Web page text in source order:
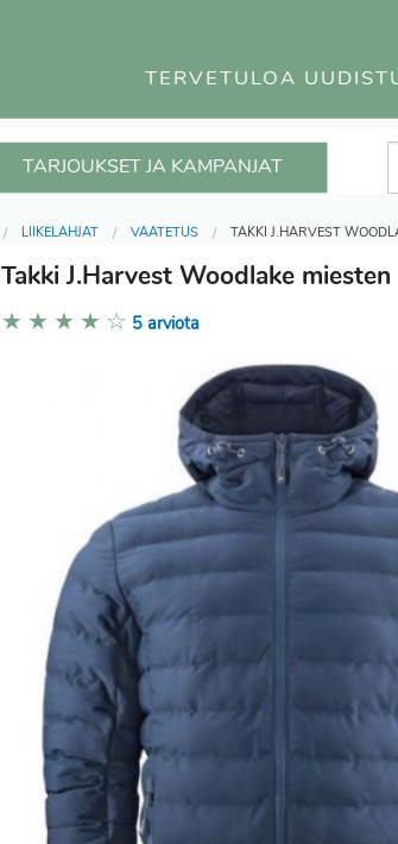
TERVETULOA
TARJOUKSET JA KAMPANJAT
LIIKELAHJAT VAATETUS TAKKI J.HARVEST
Takki J.Harvest Woodlake
★ ★ ★ ★ ☆ 5 arviota